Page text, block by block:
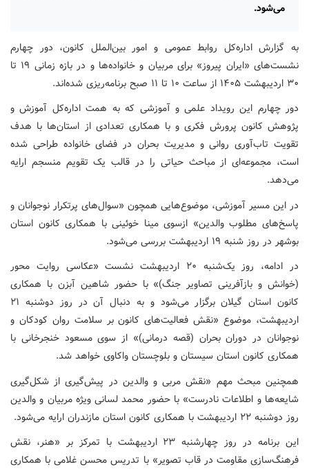
می‌شود.
به گزارش اداره‌کل روابط عمومی و امور بین‌الملل کانون، دور چهارم
نشست‌های «ایران پیروز» برای مربیان و خانواده‌ها و در بازه زمانی ۱۹ تا
۳۰ اردیبهشت ۱۴۰۵ از ساعت ۱۰ تا ۱۱ صبح برنامه‌ریزی شده‌اند.
دور چهارم این رویداد علمی و آموزشی که به همت اداره‌کل آموزش و
پژوهش کانون پرورش فکری و با همکاری تعدادی از استان‌ها با هدف
تقویت تاب‌آوری روانی و مدیریت بحران در فضای خانواده طراحی شده
است، مجموعه‌ای از مباحث حیاتی را در قالب یک تقویم منسجم ارایه
می‌دهد.
در این مسیر آموزشی، موضوع‌هایی همچون «سوال‌های پرتکرار نوجوانان و
پاسخ‌های مطلوب والدین» ازسوی مینا خوئینی با همکاری کانون استان
بوشهر در روز شنبه ۱۹ اردیبهشت بررسی می‌شود.
در ادامه، روز یک‌شنبه ۲۰ اردیبهشت نشست «عکاسی روایت محور
(خوانش و بازآفرینی تصاویر جنگ)» با حضور شاهین آبزن با همکاری
کانون استان گیلان برگزار می‌شود و به دنبال آن در روز دوشنبه ۲۱
اردیبهشت، موضوع «نقش فعالیت‌های کانون بر سلامت روان کودکان و
نوجوانان در دوران بحران (قصه درمانی)» از سوی مسعود خنجرخانی با
همکاری کانون استان سیستان و بلوچستان واکاوی خواهد شد.
همچنین مبحث مهم «نقش مربی و والدین در پیش‌گیری از شکل‌گیری
شایعه‌ها و اطلاعات نادرست» با حضور محمد لسانی ویژه مربیان و والدین
روز دوشنبه ۲۲ اردیبهشت با همکاری کانون استان مازندران ارایه می‌شود.
این برنامه در روز چهارشنبه ۲۳ اردیبهشت با تمرکز بر «هنر، نقش
فرهنگ‌سازی مقاومت در قاب تصویر» با تدریس محسن غلامی با همکاری